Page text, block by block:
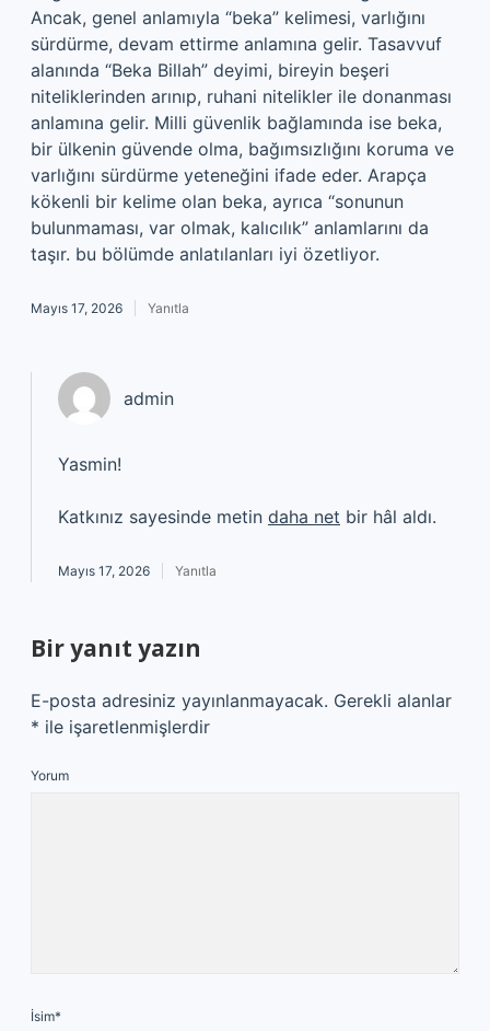
Ancak, genel anlamıyla “beka” kelimesi, varlığını
sürdürme, devam ettirme anlamına gelir. Tasavvuf
alanında “Beka Billah” deyimi, bireyin beşeri
niteliklerinden arınıp, ruhani nitelikler ile donanması
anlamına gelir. Milli güvenlik bağlamında ise beka,
bir ülkenin güvende olma, bağımsızlığını koruma ve
varlığını sürdürme yeteneğini ifade eder. Arapça
kökenli bir kelime olan beka, ayrıca “sonunun
bulunmaması, var olmak, kalıcılık” anlamlarını da
taşır. bu bölümde anlatılanları iyi özetliyor.
Mayıs 17, 2026 Yanıtla
admin
Yasmin!
Katkınız sayesinde metin daha net bir hâl aldı.
Mayıs 17, 2026 Yanıtla
Bir yanıt yazın
E-posta adresiniz yayınlanmayacak. Gerekli alanlar
* ile işaretlenmişlerdir
Yorum
İsim*